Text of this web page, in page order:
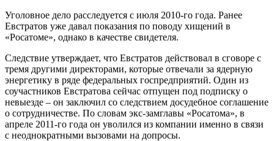
Уголовное дело расследуется с июля 2010-го года. Ранее
Евстратов уже давал показания по поводу хищений в
«Росатоме», однако в качестве свидетеля.
Следствие утверждает, что Евстратов действовал в сговоре с
тремя другими директорами, которые отвечали за ядерную
энергетику в ряде федеральных госпредприятий. Один из
соучастников Евстратова сейчас отпущен под подписку о
невыезде – он заключил со следствием досудебное соглашение
о сотрудничестве. По словам экс-замглавы «Росатома», в
апреле 2011-го года он уволился из компании именно в связи
с неоднократными вызовами на допросы.